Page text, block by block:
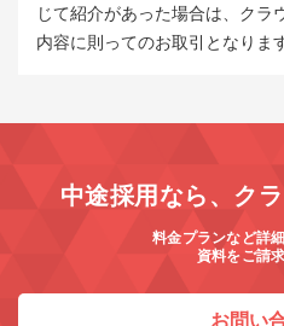
じて紹介があった場合は、クラ
内容に則ってのお取引となりま
中途採用なら、ク
料金プランなど詳
資料をご請
お問い